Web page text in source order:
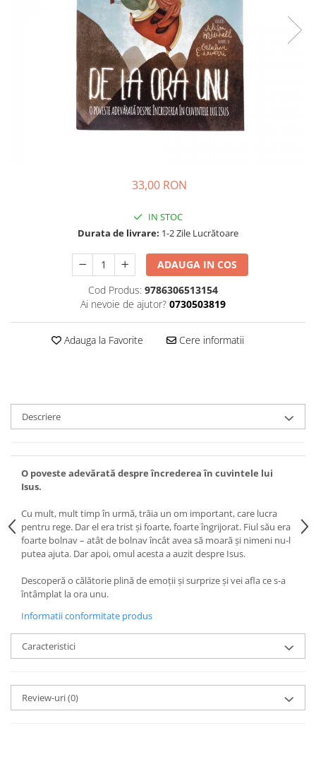
Prietenie, Logodnă și Căsătorie
Cărți de Colorat
Adolescenți și Tineri
Închinare prin Muzică
Devoționale/Meditații Biblice
Reviste
Poezii
33,00 RON
IN STOC
Durata de livrare: 1-2 Zile Lucrătoare
ADAUGA IN COS
Cod Produs: 9786306513154
Ai nevoie de ajutor? 0730503819
Adauga la Favorite Cere informatii
Descriere
O poveste adevărată despre încrederea în cuvintele lui
Isus.
Cu mult, mult timp în urmă, trăia un om important, care lucra
pentru rege. Dar el era trist şi foarte, foarte îngrijorat. Fiul său era
foarte bolnav – atât de bolnav încât avea să moară şi nimeni nu-l
putea ajuta. Dar apoi, omul acesta a auzit despre Isus.
Descoperă o călătorie plină de emoţii şi surprize şi vei afla ce s-a
întâmplat la ora unu.
Informatii conformitate produs
Caracteristici
Review-uri(0)